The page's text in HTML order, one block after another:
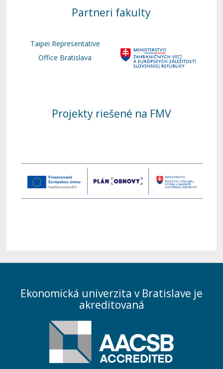
Partneri fakulty
Taipei Representative
Office Bratislava
Projekty riešené na FMV
Ekonomická univerzita v Bratislave je
akreditovaná